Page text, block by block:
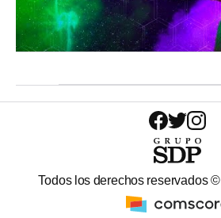
Todos los derechos reservados ©